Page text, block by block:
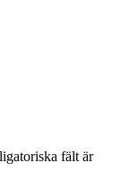
fält är